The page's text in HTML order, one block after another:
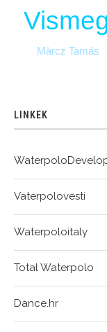
Märcz Tamás
LINKEK
Vaterpolovesti
Waterpoloitaly
Total Waterpolo
Dance.hr